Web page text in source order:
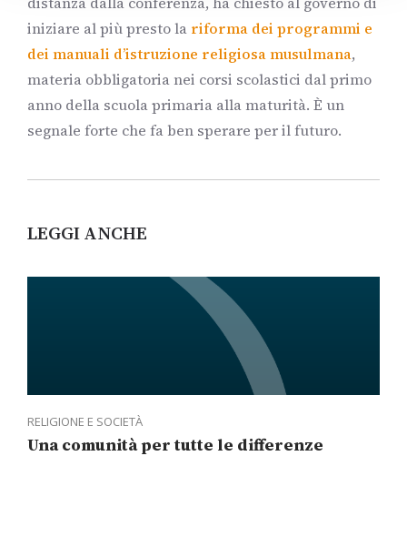
iniziare al più presto la riforma dei programmi e
dei manuali d’istruzione religiosa musulmana,
materia obbligatoria nei corsi scolastici dal primo
anno della scuola primaria alla maturità. È un
segnale forte che fa ben sperare per il futuro.
LEGGI ANCHE
RELIGIONE E SOCIETÀ
Una comunità per tutte le differenze